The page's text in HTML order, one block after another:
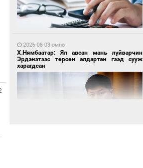
Бороо орохгүй, өдөртөө 28-30 хэм дулаан
байна
2026-08-03 өмнө
Х.Нямбаатар: Ял авсан мань луйварчин
Эрдэнэтээс төрсөн алдартан гээд сууж
харагдсан